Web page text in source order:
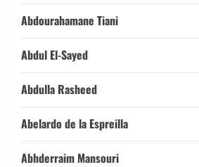
Abdourahamane Tiani
Abdul El-Sayed
Abdulla Rasheed
Abelardo de la Espreilla
Abhderraim Mansouri